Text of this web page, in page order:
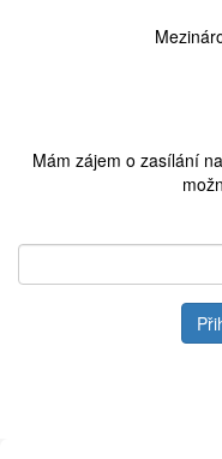
Mám zájem o zasílání